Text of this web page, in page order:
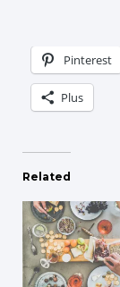
Pinterest
Plus
Related